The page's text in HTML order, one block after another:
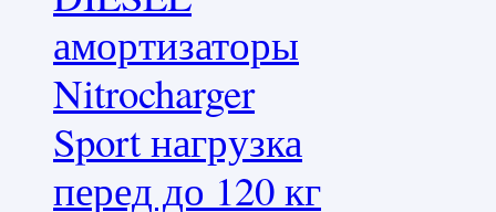
амортизаторы
Nitrocharger
Sport нагрузка
перед до 120 кг